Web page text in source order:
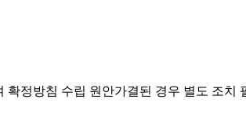
확정방침 수립 원안가결된 경우 별도 조치